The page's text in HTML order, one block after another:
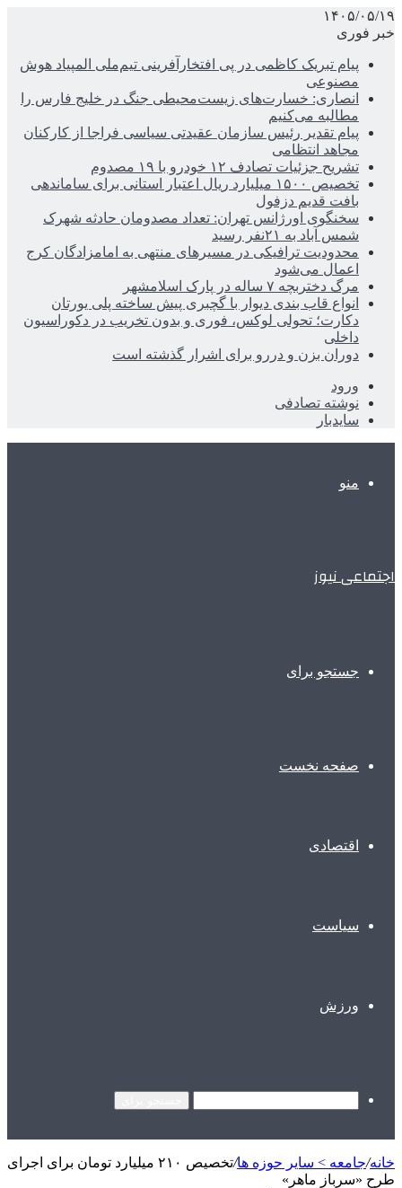
۱۴۰۵/۰۵/۱۹
خبر فوری
پیام تبریک کاظمی در پی افتخارآفرینی تیم‌ملی المپیاد هوش
مصنوعی
انصاری: خسارت‌های زیست‌محیطی جنگ در خلیج فارس را
مطالبه‌ می‌کنیم
پیام تقدیر رئیس سازمان عقیدتی سیاسی فراجا از کارکنان
مجاهد انتظامی
تشریح جزئیات تصادف ۱۲ خودرو با ۱۹ مصدوم
تخصیص ۱۵۰۰ میلیارد ریال اعتبار استانی برای ساماندهی
بافت قدیم دزفول
سخنگوی اورژانس تهران: تعداد مصدومان حادثه شهرک
شمس آباد به ۲۱نفر رسید
محدودیت ترافیکی در مسیرهای منتهی به امامزادگان کرج
اعمال می‌شود
مرگ دختربچه ۷ ساله در پارک اسلامشهر
انواع قاب بندی دیوار با گچبری پیش ساخته پلی یورتان
دکارت؛ تحولی لوکس، فوری و بدون تخریب در دکوراسیون
داخلی
دوران بزن و دررو برای اشرار گذشته است
ورود
نوشته تصادفی
سایدبار
منو
اجتماعی نیوز
جستجو برای
صفحه نخست
اقتصادی
سیاست
ورزش
خانه/جامعه > سایر حوزه ها/
تخصیص ۲۱۰ میلیارد تومان برای اجرای
طرح «سرباز ماهر»